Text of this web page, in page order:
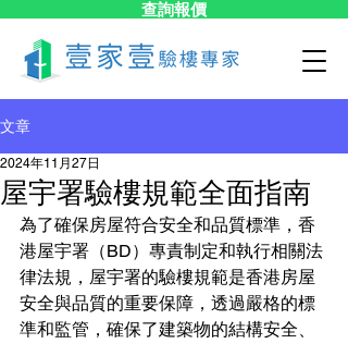
查詢報價
文章
屋宇署驗樓規範全面指南
2024年11月27日
為了確保房屋符合安全和品質標準，香
港屋宇署（BD）專責制定和執行相關法
律法規，屋宇署的驗樓規範是香港房屋
安全與品質的重要保障，透過嚴格的標
準和監管，確保了建築物的結構安全、